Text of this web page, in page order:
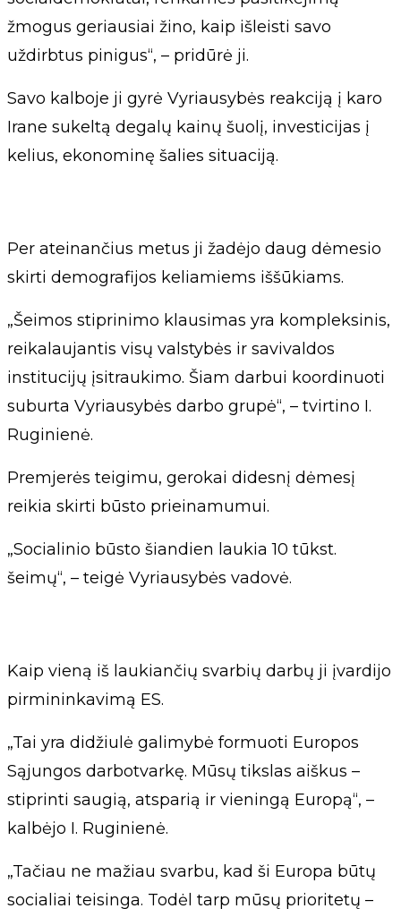
žmogus geriausiai žino, kaip išleisti savo
uždirbtus pinigus“, – pridūrė ji.
Savo kalboje ji gyrė Vyriausybės reakciją į karo
Irane sukeltą degalų kainų šuolį, investicijas į
kelius, ekonominę šalies situaciją.
Per ateinančius metus ji žadėjo daug dėmesio
skirti demografijos keliamiems iššūkiams.
„Šeimos stiprinimo klausimas yra kompleksinis,
reikalaujantis visų valstybės ir savivaldos
institucijų įsitraukimo. Šiam darbui koordinuoti
suburta Vyriausybės darbo grupė“, – tvirtino I.
Ruginienė.
Premjerės teigimu, gerokai didesnį dėmesį
reikia skirti būsto prieinamumui.
„Socialinio būsto šiandien laukia 10 tūkst.
šeimų“, – teigė Vyriausybės vadovė.
Kaip vieną iš laukiančių svarbių darbų ji įvardijo
pirmininkavimą ES.
„Tai yra didžiulė galimybė formuoti Europos
Sąjungos darbotvarkę. Mūsų tikslas aiškus –
stiprinti saugią, atsparią ir vieningą Europą“, –
kalbėjo I. Ruginienė.
„Tačiau ne mažiau svarbu, kad ši Europa būtų
socialiai teisinga. Todėl tarp mūsų prioritetų –